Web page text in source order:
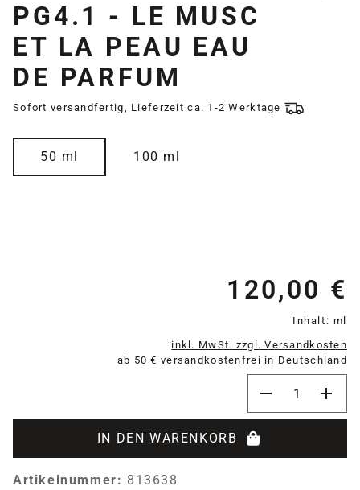
PG4.1 - LE MUSC
ET LA PEAU EAU
DE PARFUM
Sofort versandfertig, Lieferzeit ca. 1-2 Werktage
50 ml 100 ml
120,00 €
Inhalt: ml
inkl. MwSt. zzgl. Versandkosten
ab 50 € versandkostenfrei in Deutschland
IN DEN WARENKORB
Artikelnummer: 813638